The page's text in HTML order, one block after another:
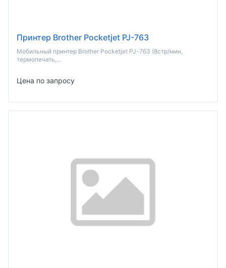
Принтер Brother Pocketjet PJ-763
Мобильный принтер Brother Pocketjet PJ-763 (8стр/мин,
термопечать,...
Цена по запросу